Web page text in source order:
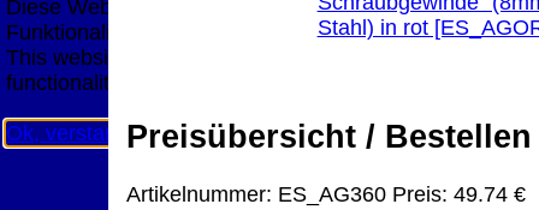
Stahl) in rot
Preisübersicht / Bestellen
Artikelnummer: ES_AG360 Preis: 49.74 €
Diese Website nutzt Cookies, um bestmögliche
Funktionalität bieten zu können.
This website uses cookies to provide the best possible
functionality.
Ok, verstanden Mehr Infos